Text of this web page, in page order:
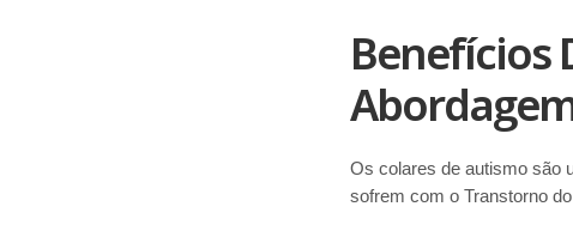
Benefícios
Os colares de autismo são
sofrem com o Transtorno